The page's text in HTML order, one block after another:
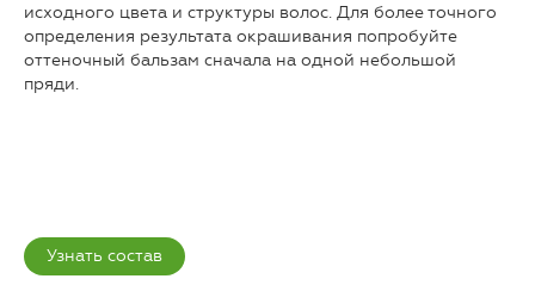
исходного цвета и структуры волос. Для более точного
определения результата окрашивания попробуйте
оттеночный бальзам сначала на одной небольшой
пряди.
Узнать состав